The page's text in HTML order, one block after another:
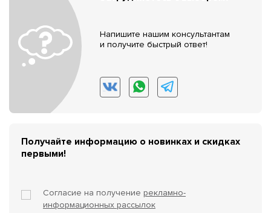
Напишите нашим консультантам
и получите быстрый ответ!
Получайте информацию о новинках и скидках
первыми!
Согласие на получение рекламно-
информационных рассылок